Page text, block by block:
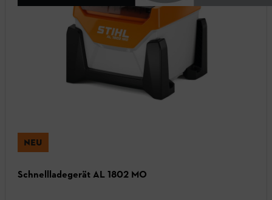
NEU
Schnellladegerät AL 1802 MO